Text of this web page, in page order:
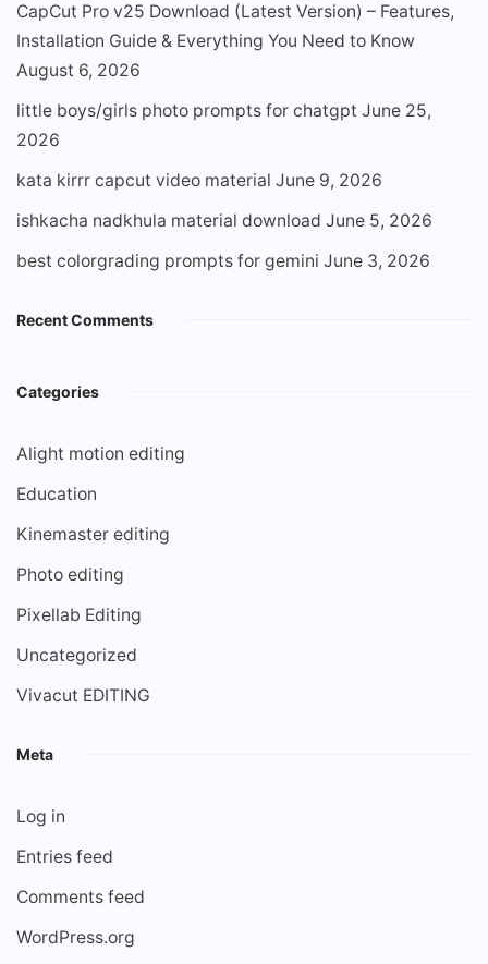
CapCut Pro v25 Download (Latest Version) – Features,
Installation Guide & Everything You Need to Know
August 6, 2026
little boys/girls photo prompts for chatgpt June 25,
2026
kata kirrr capcut video material June 9, 2026
ishkacha nadkhula material download June 5, 2026
best colorgrading prompts for gemini June 3, 2026
Recent Comments
Categories
Alight motion editing
Education
Kinemaster editing
Photo editing
Pixellab Editing
Uncategorized
Vivacut EDITING
Meta
Log in
Entries feed
Comments feed
WordPress.org